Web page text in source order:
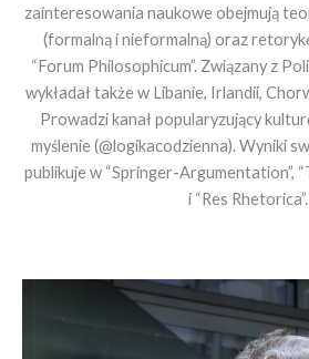
zainteresowania naukowe obejmują
(formalną i nieformalną) oraz
“Forum Philosophicum”. Związany z
wykładał także w Libanie, Irlandii,
Prowadzi kanał popularyzujący
myślenie (@logikacodzienna). Wyniki
publikuje w “Springer-Argumentation”,
i “Res Rhetorica”.